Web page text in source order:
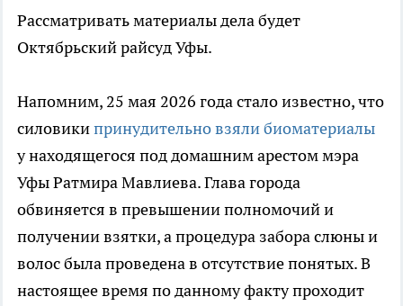
Рассматривать материалы дела будет
Октябрьский райсуд Уфы.
Напомним, 25 мая 2026 года стало известно, что
силовикипринудительно взяли биоматериалы
у находящегося под домашним арестом мэра
Уфы Ратмира Мавлиева. Глава города
обвиняется в превышении полномочий и
получении взятки, а процедура забора слюны и
волос была проведена в отсутствие понятых. В
настоящее время по данному факту проходит